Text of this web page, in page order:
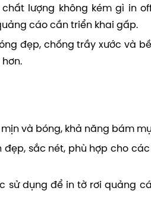
lượng không kém gì in
cáo cần triển khai gấp.
đẹp, chống trầy xước và
và bóng, khả năng bám
sắc nét, phù hợp cho
sử dụng để in tờ rơi quảng